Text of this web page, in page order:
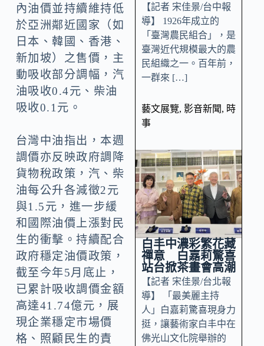
內油價並持續維持低
於亞洲鄰近國家（如
日本、韓國、香港、
新加坡）之售價，主
動吸收部分調幅，汽
油吸收0.4元、柴油
吸收0.1元。
台灣中油指出，本週
調價亦反映政府調降
貨物稅政策，汽、柴
油每公升各減徵2元
與1.5元，進一步緩
和國際油價上漲對民
生的衝擊。持續配合
政府穩定油價政策，
截至今年5月底止，
已累計吸收調價金額
高達41.74億元，展
現企業穩定市場價
格、照顧民生的責
【記者 宋佳景/台中報
導】 1926年成立的
「臺灣農民組合」，是
臺灣近代規模最大的農
民組織之一。百年前，
一群來 […]
藝文展覽, 影音新聞, 時
事
白丰中濃彩繁花藏
禪意 白嘉莉驚喜
站台掀茶畫會高潮
【記者 宋佳景/台北報
導】 「最美麗主持
人」白嘉莉驚喜現身力
挺，讓藝術家白丰中在
佛光山文化院舉辦的